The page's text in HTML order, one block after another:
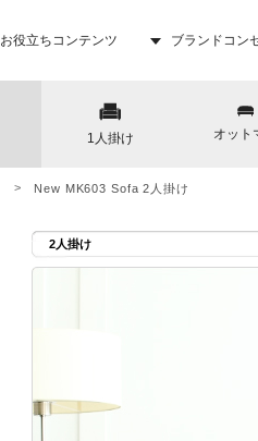
お役立ちコンテンツ ブランドコン
1人掛け オット
New MK603 Sofa 2人掛け
2人掛け